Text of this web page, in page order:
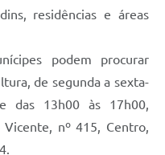
residências e áreas
podem procurar
de segunda a sexta-
das 13h00 às 17h00,
Vicente, nº 415, Centro,